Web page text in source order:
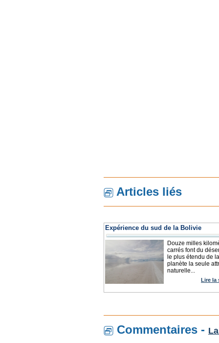
Articles liés
Expérience du sud de la Bolivie
Douze milles
carrés font du
le plus étendu de la
planète la seule
naturelle...
Lire la
Commentaires -